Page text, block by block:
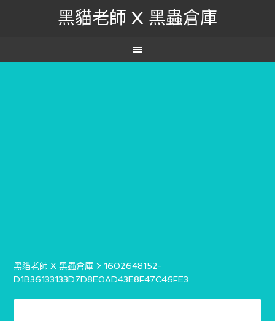
黑貓老師 X 黑蟲倉庫
黑貓老師 X 黑蟲倉庫 > 1602648152-
D1B36133133D7D8E0AD43E8F47C46FE3